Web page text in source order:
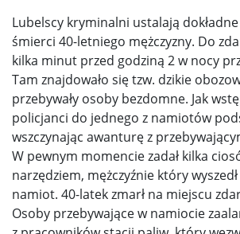
Lubelscy kryminalni ustalają
śmierci 40-letniego mężczyzny. Do
kilka minut przed godziną 2 w nocy
Tam znajdowało się tzw. dzikie
przebywały osoby bezdomne. Jak
policjanci do jednego z namiotów
wszczynając awanturę z
W pewnym momencie zadał kilka
narzędziem, mężczyźnie który
namiot. 40-latek zmarł na miejscu
Osoby przebywające w namiocie